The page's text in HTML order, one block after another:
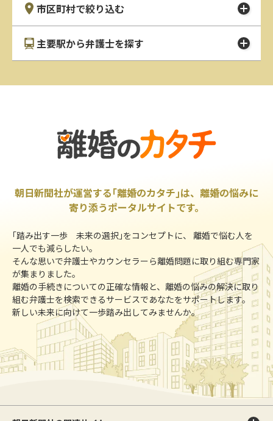
市区町村で絞り込む
主要駅から弁護士を探す
朝日新聞社が運営する｢離婚のカタチ｣は、離婚の悩みに
寄り添うポータルサイトです。
｢踏み出す一歩 未来の選択｣をコンセプトに、 離婚で悩む人を
一人でも減らしたい。
そんな思いで弁護士やカウンセラーら離婚問題に取り組む専門家
が集まりました。
離婚の手続きについての正確な情報と、離婚の悩みの解決に取り
組む弁護士を検索できるサービスであなたをサポートします。
新しい未来に向けて一歩踏み出してみませんか。